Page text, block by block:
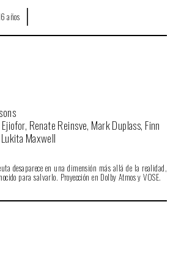
años |
Renate Reinsve, Mark Duplass, Finn
Maxwell
desaparece en una dimensión más allá de la realidad,
para salvarlo. Proyección en Dolby Atmos y VOSE.